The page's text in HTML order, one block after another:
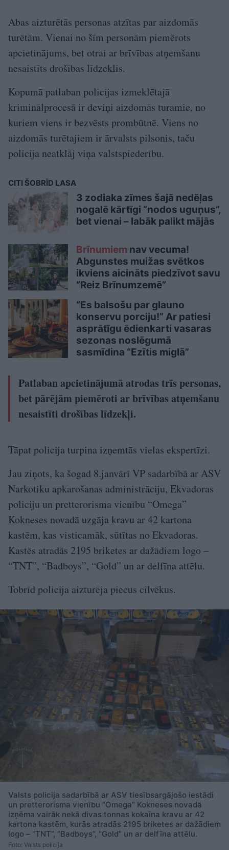
Abas aizturētās personas atzītas par aizdomās
turētām. Vienai no šīm personām piemērots
apcietinājums, bet otrai ar brīvības atņemšanu
nesaistīts drošības līdzeklis.
Kopumā patlaban policijas izmeklētajā
kriminālprocesā ir deviņi aizdomās turamie, no
kuriem viens ir bezvēsts prombūtnē. Viens no
aizdomās turētajiem ir ārvalsts pilsonis, taču
policija neatklāj viņa valstspiederību.
CITI ŠOBRĪD LASA
3 zodiaka zīmes šajā nedēļas
nogalē kārtīgi “nodos uguņus”,
bet vienai – labāk palikt mājās
Brīnumiem nav vecuma!
Abgunstes muižas svētkos
ikviens aicināts piedzīvot savu
“Reiz Brīnumzemē”
“Es balsošu par glauno
konservu porciju!” Ar patiesi
asprātīgu ēdienkarti vasaras
sezonas noslēgumā
sasmīdina “Ezītis miglā”
Patlaban apcietinājumā atrodas trīs personas,
bet pārējām piemēroti ar brīvības atņemšanu
nesaistīti drošības līdzekļi.
Tāpat policija turpina izņemtās vielas ekspertīzi.
Jau ziņots, ka šogad 8.janvārī VP sadarbībā ar ASV
Narkotiku apkarošanas administrāciju, Ekvadoras
policiju un pretterorisma vienību “Omega”
Kokneses novadā uzgāja kravu ar 42 kartona
kastēm, kas visticamāk, sūtītas no Ekvadoras.
Kastēs atradās 2195 briketes ar dažādiem logo –
“TNT”, “Badboys”, “Gold” un ar delfīna attēlu.
Tobrīd policija aizturēja piecus cilvēkus.
Valsts policija sadarbībā ar ASV tiesībsargājošo iestādi
un pretterorisma vienību “Omega” Kokneses novadā
izņēma vairāk nekā divas tonnas kokaīna kravu ar 42
kartona kastēm, kurās atradās 2195 briketes ar dažādiem
logo – “TNT”, “Badboys”, “Gold” un ar delfīna attēlu.
Foto: Valsts policija